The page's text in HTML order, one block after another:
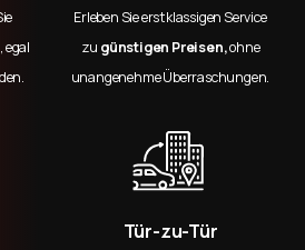
egal
Erleben Sie erstklassigen Service
zu günstigen Preisen,ohne
unangenehme Überraschungen.
Tür-zu-Tür